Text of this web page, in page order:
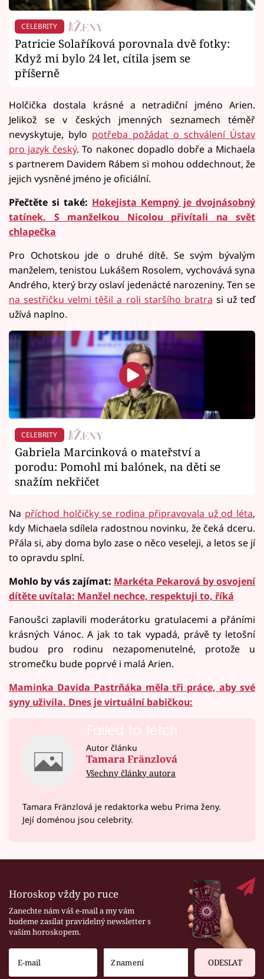
CELEBRITY
Patricie Solaříková porovnala dvě fotky:
Když mi bylo 24 let, cítila jsem se
příšerně
Holčička dostala krásné a netradiční jméno Arien.
Jelikož se v českých jmenných seznamech téměř
nevyskytuje, bylo potřeba požádat o schválení Ústav
pro jazyk český. To nakonec dopadlo dobře a Michaela
s partnerem Davidem Rábem si mohou oddechnout, že
jejich vysněné jméno je oficiální.
Přečtěte si také: Hokejista Kempný je dvojnásobný
tatínek. S manželkou Nicolou přivítali na svět
chlapečka
Pro Ochotskou jde o druhé dítě. Se svým bývalým
manželem, tenistou Lukášem Rosolem, vychovává syna
Andrého, který brzy oslaví jedenácté narozeniny. Ten se
na sestřičku velmi těšil a roli staršího bratra si už teď
užívá naplno.
CELEBRITY
Gabriela Marcinková o mateřství a
porodu: Pomohl mi balónek, na děti se
snažím nekřičet
Na příchod holčičky se rodina připravovala už od léta,
kdy Michaela sdílela radostnou novinku, že čeká dceru.
Přála si, aby doma bylo zase o něco veseleji, a letos se jí
to opravdu splní.
Mohlo by vás zajímat: Markéta Pekarová by osvojení
dítěte uvítala: Manžel nechce, respektuji to, říká
Fanoušci zaplavili moderátorku gratulacemi a přáními
krásných Vánoc. A jak to tak vypadá, právě ty letošní
budou pro rodinu nezapomenutelné, protože u
stromečku bude poprvé i malá Arien.
Maminka Davida Pastrňáka měla tři práce, aby své
syny uživila. Dnes je virtuální babičkou:
Failed to fetch
Autor článku
Tamara Fränzlová
Všechny články autora
Tamara Fränzlová je redaktorka webu Prima ženy.
Její doménou jsou celebrity.
Horoskop vždy po ruce
Zanechte nám váš e-mail a my vám
budeme zasílat pravidelný newsletter s
vaším horoskopem.
ODESLAT